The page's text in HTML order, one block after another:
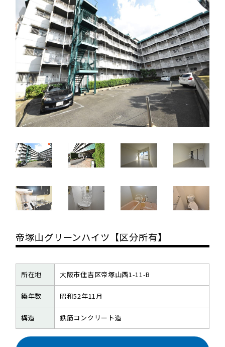
帝塚山グリーンハイツ【区分所有】
所在地 大阪市住吉区帝塚山西1-11-B
築年数 昭和52年11月
構造 鉄筋コンクリート造